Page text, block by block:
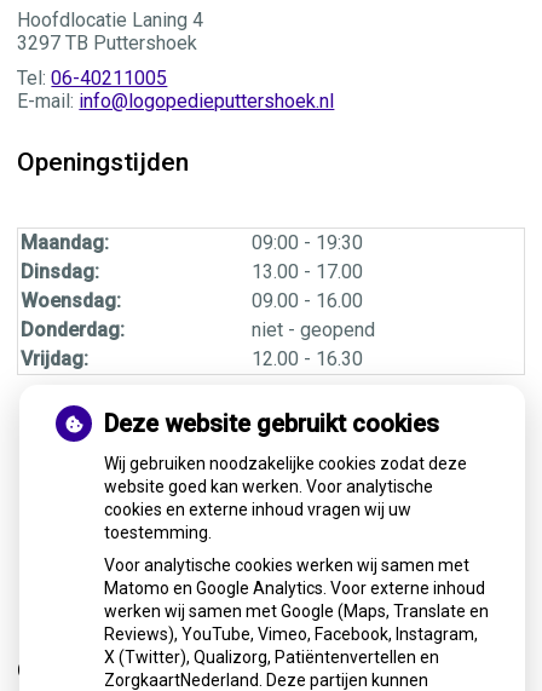
Hoofdlocatie Laning 4
3297 TB Puttershoek
Tel:06-40211005
E-mail: info@logopedieputtershoek.nl
Openingstijden
Maandag:
09:00 - 19:30
Dinsdag:
13.00 - 17.00
Woensdag:
09.00 - 16.00
Donderdag:
niet - geopend
Vrijdag:
12.00 - 16.30
Meer informatie over
Mijn praktijk
Over mij
Deze website gebruikt cookies
Wij gebruiken noodzakelijke cookies zodat deze
website goed kan werken. Voor analytische
cookies en externe inhoud vragen wij uw
toestemming.
Voor analytische cookies werken wij samen met
Matomo en Google Analytics. Voor externe inhoud
werken wij samen met Google (Maps, Translate en
Reviews), YouTube, Vimeo, Facebook, Instagram,
X (Twitter), Qualizorg, Patiëntenvertellen en
ZorgkaartNederland. Deze partijen kunnen